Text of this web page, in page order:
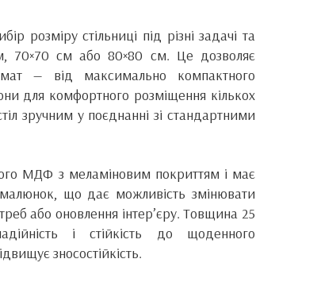
розміру стільниці під різні задачі та
70×70 см або 80×80 см. Це дозволяє
— від максимально компактного
для комфортного розміщення кількох
зручним у поєднанні зі стандартними
МДФ з меламіновим покриттям і має
що дає можливість змінювати
або оновлення інтер’єру. Товщина 25
і стійкість до щоденного
зносостійкість.